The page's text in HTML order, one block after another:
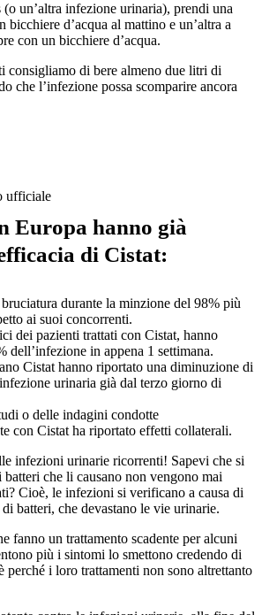
un’altra infezione urinaria), prendi una
bicchiere d’acqua al mattino e un’altra a
con un bicchiere d’acqua.
consigliamo di bere almeno due litri di
che l’infezione possa scomparire ancora
ufficiale
Europa hanno già
di Cistat:
durante la minzione del 98% più
ai suoi concorrenti.
dei pazienti trattati con Cistat, hanno
dell’infezione in appena 1 settimana.
Cistat hanno riportato una diminuzione di
urinaria già dal terzo giorno di
o delle indagini condotte
con Cistat ha riportato effetti collaterali.
infezioni urinarie ricorrenti! Sapevi che si
che li causano non vengono mai
Cioè, le infezioni si verificano a causa di
batteri, che devastano le vie urinarie.
fanno un trattamento scadente per alcuni
più i sintomi lo smettono credendo di
perché i loro trattamenti non sono altrettanto